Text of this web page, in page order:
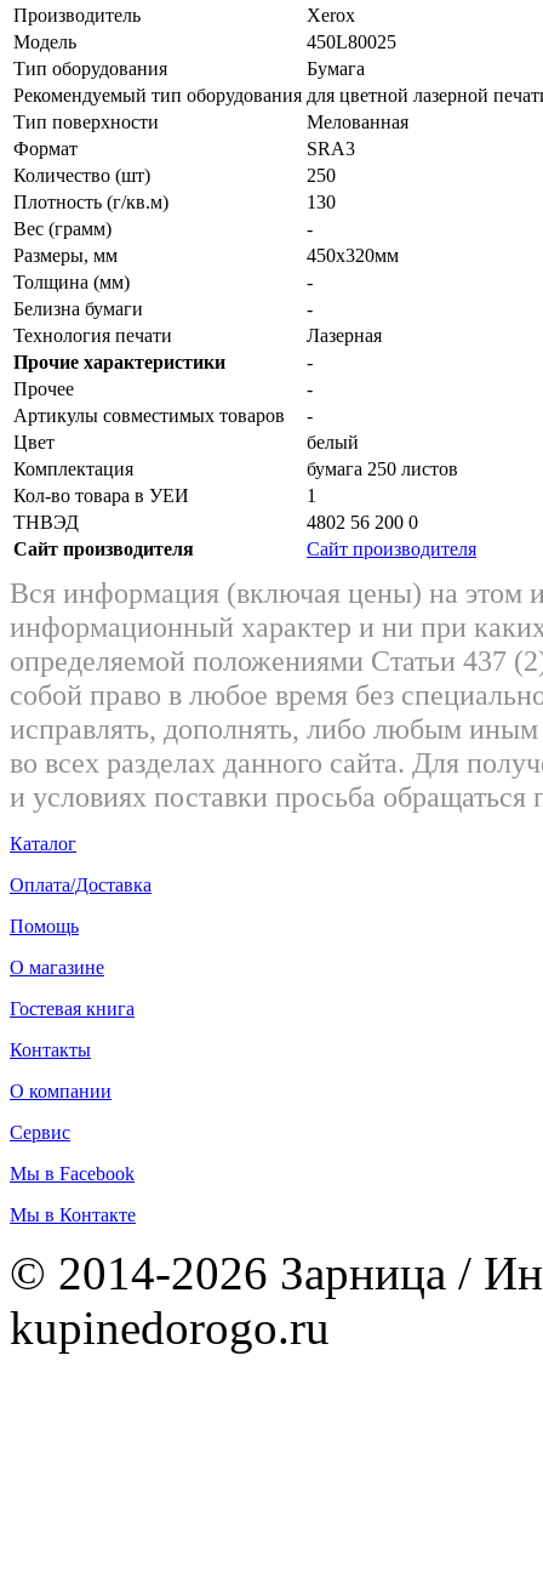
Производитель
Xerox
Модель
450L80025
Тип оборудования
Бумага
Рекомендуемый тип оборудования для цветной лазерной
Тип поверхности
Мелованная
Формат
SRA3
Количество (шт)
250
Плотность (г/кв.м)
130
Вес (грамм)
-
Размеры, мм
450x320мм
Толщина (мм)
-
Белизна бумаги
-
Технология печати
Лазерная
Прочие характеристики
-
Прочее
-
Артикулы совместимых товаров
-
Цвет
белый
Комплектация
бумага 250 листов
Кол-во товара в УЕИ
1
ТНВЭД
4802 56 200 0
Сайт производителя
Сайт производителя
Вся информация (включая цены) на этом
информационный характер и ни при
определяемой положениями Статьи 437
собой право в любое время без
исправлять, дополнять, либо любым
во всех разделах данного сайта. Для
и условиях поставки просьба
Каталог
Оплата/Доставка
Помощь
О магазине
Гостевая книга
Контакты
О компании
Сервис
Мы в Facebook
Мы в Контакте
© 2014-2026 Зарница /
kupinedorogo.ru